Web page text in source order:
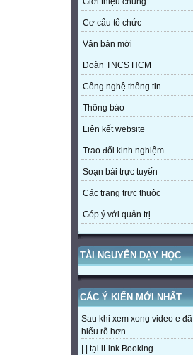
Cơ cấu tổ chức
Văn bản mới
Đoàn TNCS HCM
Công nghệ thông tin
Thông báo
Liên kết website
Trao đổi kinh nghiệm
Soạn bài trực tuyến
Các trang trực thuộc
Góp ý với quản trị
TÀI NGUYÊN DẠY HỌC
CÁC Ý KIẾN MỚI NHẤT
Sau khi xem xong video e đã
hiểu rõ hơn...
| | tại iLink Booking...